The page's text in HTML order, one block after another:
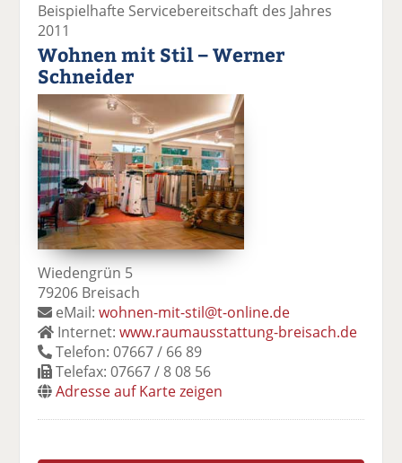
Beispielhafte Servicebereitschaft des Jahres
2011
Wohnen mit Stil – Werner
Schneider
Wiedengrün 5
79206 Breisach
eMail:wohnen-mit-stil@t-online.de
Internet:www.raumausstattung-breisach.de
Telefon: 07667 / 66 89
Telefax: 07667 / 8 08 56
Adresse auf Karte zeigen